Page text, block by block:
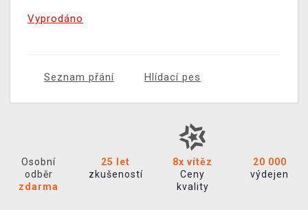
Vyprodáno
Seznam přání Hlídací pes
Osobní
odběr
zdarma
25 let
zkušeností
8x vítěz
Ceny
kvality
20 000
výdejen